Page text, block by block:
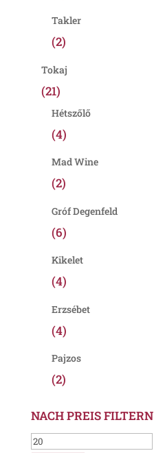
Takler
(2)
Tokaj
(21)
Hétszőlő
(4)
Mad Wine
(2)
Gróf Degenfeld
(6)
Kikelet
(4)
Erzsébet
(4)
Pajzos
(2)
NACH PREIS FILTERN